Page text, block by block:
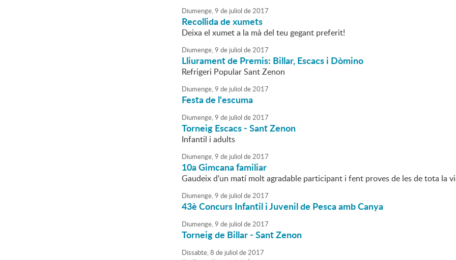
Diumenge,9 de juliol de2017
Recollida de xumets
Deixa el xumet a la mà del teu gegant preferit!
Diumenge,9 de juliol de2017
Lliurament de Premis: Billar, Escacs i Dòmino
Refrigeri Popular Sant Zenon
Diumenge,9 de juliol de2017
Festa de l'escuma
Diumenge,9 de juliol de2017
Torneig Escacs - Sant Zenon
Infantil i adults
Diumenge,9 de juliol de2017
10a Gimcana familiar
Gaudeix d'un matí molt agradable participant i fent proves de les de tota la
Diumenge,9 de juliol de2017
43è Concurs Infantil i Juvenil de Pesca amb Canya
Diumenge,9 de juliol de2017
Torneig de Billar - Sant Zenon
Dissabte,8 de juliol de2017